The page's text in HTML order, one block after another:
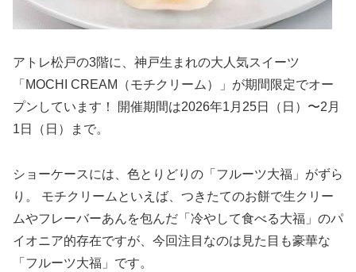
アトレ松戸の3階に、神戸生まれの大人気スイーツ
「MOCHI CREAM（モチクリーム）」が期間限定でオー
プンしています！ 開催期間は2026年1月25日（日）〜2月
1日（日）まで。
ショーケースには、色とりどりの「フルーツ大福」がずら
り。 モチクリームといえば、つきたてのお餅で生クリー
ムやフレーバーあんを包んだ「冷やして食べる大福」のパ
イオニア的存在ですが、今回注目なのは見た目も豪華な
「フルーツ大福」です。